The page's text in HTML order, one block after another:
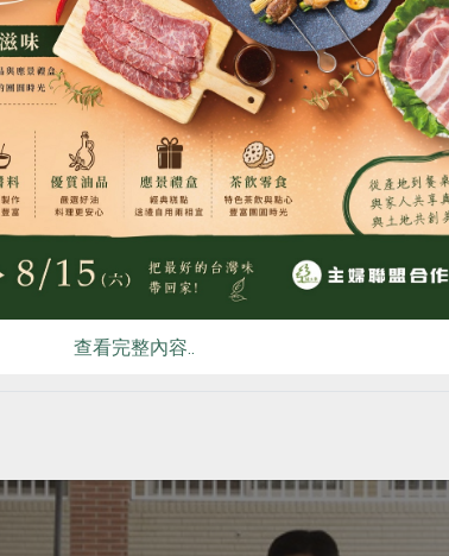
為缺乏獨居、獨處或獨立的能力；但缺乏這些能力
年老生活。兩個人共老，可以是伴侶，也可以是好
行業、不同背景的人共同生活，形成多元群居的社
後的人群居而設計，這就是一群人共老。退休社區
課程，各類運動如高爾夫、網球、游泳等設施，餐
不願意一個人吃飯，就到社區裡的餐廳用餐，方便
兒潮世代開始退休搬入社區後，體力和精力還能活
潮的人太活潑了，「把退休社區變成熱熱鬧鬧的，
食譜 減硝酸鹽 雞蛋 食安 共同購買
查看完整內容..